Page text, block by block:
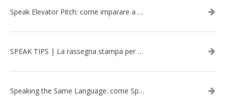
Speak Elevator Pitch: come imparare a gestire una presentazione in inglese
SPEAK TIPS | La rassegna stampa per migliorare l’inglese - febbraio 2026
Speaking the Same Language: come Speak aiuta a rafforzare i team attraverso il Team Building in inglese